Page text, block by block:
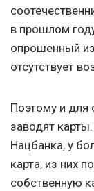
в прошлом
опрошенный
отсутствует
Поэтому и для
заводят
Нацбанка, у
карта, из них
собственную